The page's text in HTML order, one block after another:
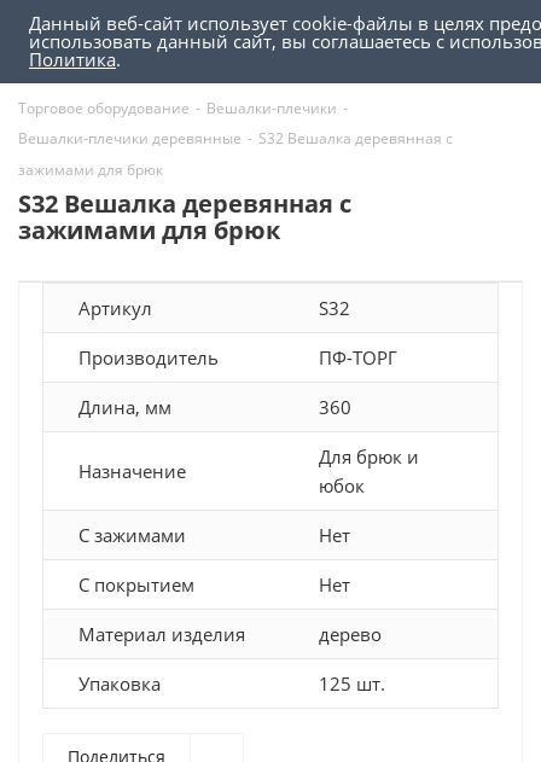
0
0
Торговое оборудование - Вешалки-плечики -
Вешалки-плечики деревянные - S32 Вешалка деревянная с
зажимами для брюк
S32 Вешалка деревянная с
зажимами для брюк
Артикул S32
Производитель ПФ-ТОРГ
Длина, мм 360
Назначение
Для брюк и
юбок
С зажимами Нет
С покрытием Нет
Материал изделия дерево
Упаковка 125 шт.
Поделиться
Данный веб-сайт использует cookie-файлы в целях
использовать данный сайт, вы соглашаетесь с
Политика.